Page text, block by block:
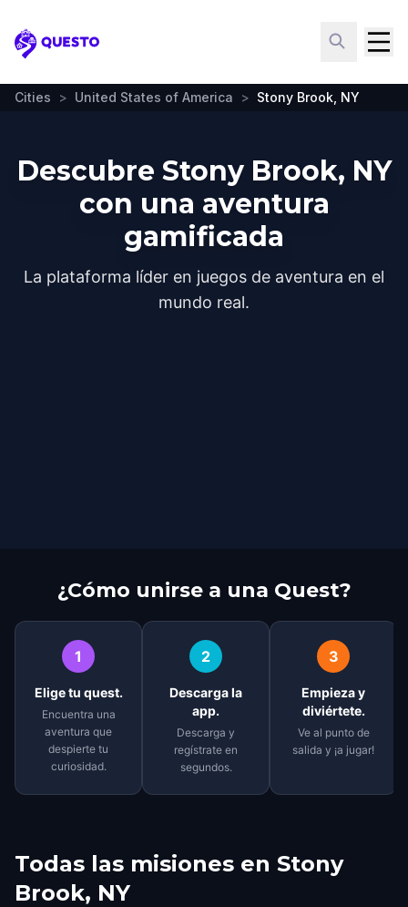
Questo
Cities > United States of America > Stony Brook, NY
Descubre Stony Brook, NY
con una aventura
gamificada
La plataforma líder en juegos de aventura en el
mundo real.
¿Cómo unirse a una Quest?
1
Elige tu quest.
Encuentra una
aventura que
despierte tu
curiosidad.
2
Descarga la
app.
Descarga y
regístrate en
segundos.
3
Empieza y
diviértete.
Ve al punto de
salida y ¡a jugar!
Todas las misiones en Stony
Brook, NY